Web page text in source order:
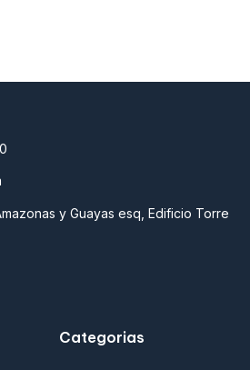
y Guayas esq, Edificio Torre
Categorias